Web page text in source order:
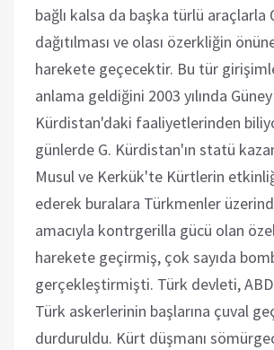
bağlı kalsa da başka türlü araçlarla
dağıtılması ve olası özerkliğin
harekete geçecektir. Bu tür
anlama geldiğini 2003 yılında Güney
Kürdistan'daki faaliyetlerinden
günlerde G. Kürdistan'ın statü
Musul ve Kerkük'te Kürtlerin
ederek buralara Türkmenler
amacıyla kontrgerilla gücü olan
harekete geçirmiş, çok sayıda
gerçekleştirmişti. Türk devleti,
Türk askerlerinin başlarına çuval
durduruldu. Kürt düşmanı